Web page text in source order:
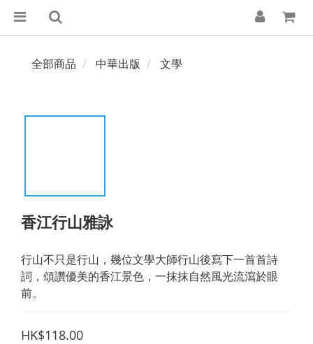
全部商品 中華出版 文學
香江行山雅詠
行山不只是行山，幾位文學大師行山後寫下一首首詩
詞，頌讚優美的香江景色，一抹抹自然風光流瀉於眼
前。
HK$118.00